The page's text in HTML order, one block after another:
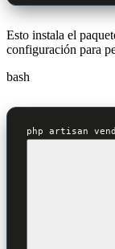
Esto instala el
configuración para
bash
php artisan